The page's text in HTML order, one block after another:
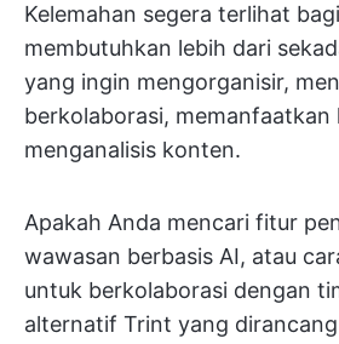
Kelemahan segera terlihat
membutuhkan lebih dari
yang ingin mengorganisir,
berkolaborasi, memanfaatkan
menganalisis konten.
Apakah Anda mencari fitur
wawasan berbasis AI, atau
untuk berkolaborasi dengan
alternatif Trint yang